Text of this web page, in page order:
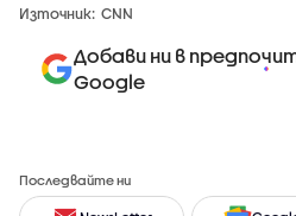
Източник: CNN
Добави ни в
Google
Последвайте ни